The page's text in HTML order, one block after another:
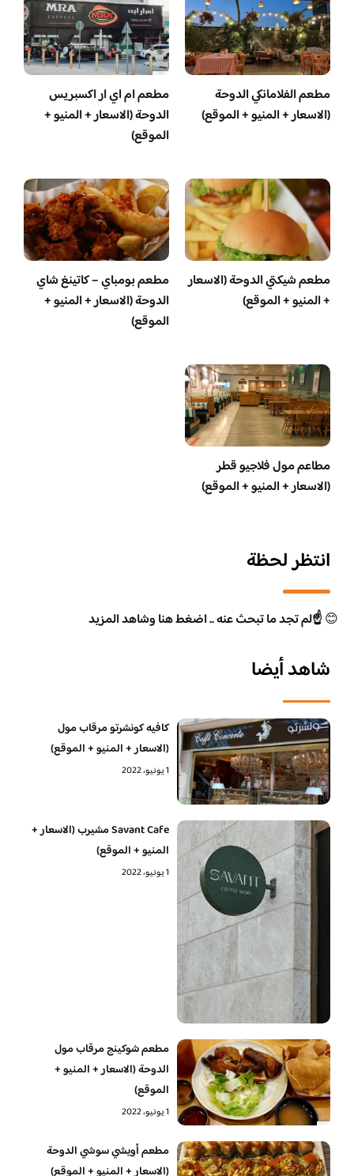
مطعم الفلامانكي الدوحة
(الاسعار + المنيو + الموقع)
مطعم ام اي ار اكسبريس
الدوحة (الاسعار + المنيو +
الموقع)
مطعم شيكتي الدوحة (الاسعار
+ المنيو + الموقع)
مطعم بومباي – كاتينغ شاي
الدوحة (الاسعار + المنيو +
الموقع)
مطاعم مول فلاجيو قطر
(الاسعار + المنيو + الموقع)
انتظر لحظة
😊☝️لم تجد ما تبحث عنه .. اضغط هنا وشاهد المزيد
شاهد أيضا
كافيه كونشرتو مرقاب مول
(الاسعار + المنيو + الموقع)
1 يونيو، 2022
Savant Cafe مشيرب (الاسعار +
المنيو + الموقع)
1 يونيو، 2022
مطعم شوكينج مرقاب مول
الدوحة (الاسعار + المنيو +
الموقع)
1 يونيو، 2022
مطعم أويشي سوشي الدوحة
(الاسعار + المنيو + الموقع)